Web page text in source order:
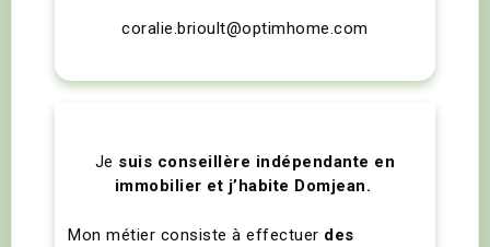
coralie.brioult@optimhome.com
Je suis conseillère indépendante en
immobilier et j’habite Domjean.
Mon métier consiste à effectuer des